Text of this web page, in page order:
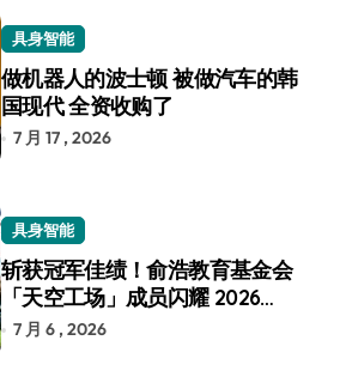
具身智能
做机器人的波士顿 被做汽车的韩
国现代 全资收购了
7 月 17 , 2026
具身智能
斩获冠军佳绩！俞浩教育基金会
「天空工场」成员闪耀 2026
RoboCup 机器人世界杯
7 月 6 , 2026